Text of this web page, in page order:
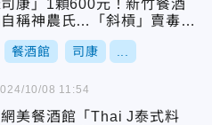
司康」1顆600元！新竹餐酒
稱神農氏…「斜槓」賣毒遭
餐酒館 司康
美餐酒館「Thai J泰式料
10/08 11:54